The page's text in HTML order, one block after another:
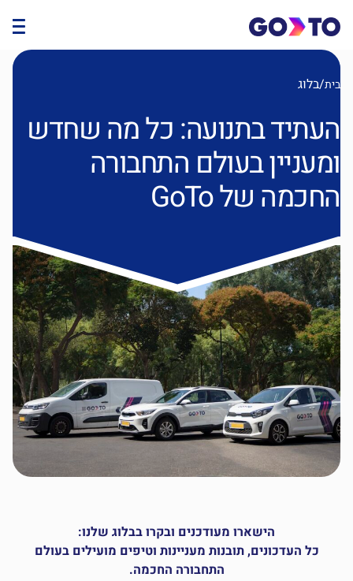
בית/בלוג
העתיד בתנועה: כל מה שחדש
ומעניין בעולם התחבורה
החכמה של GoTo
הישארו מעודכנים ובקרו בבלוג שלנו:
כל העדכונים, תובנות מעניינות וטיפים מועילים בעולם
התחבורה החכמה.